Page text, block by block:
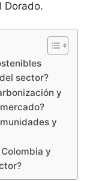
Dorado.
sector?
y
y
y